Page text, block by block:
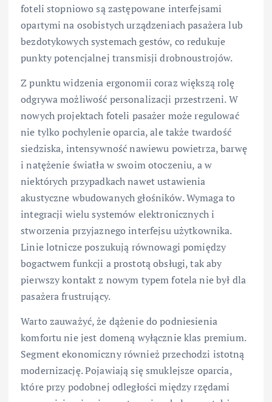
foteli stopniowo są zastępowane interfejsami
opartymi na osobistych urządzeniach pasażera lub
bezdotykowych systemach gestów, co redukuje
punkty potencjalnej transmisji drobnoustrojów.
Z punktu widzenia ergonomii coraz większą rolę
odgrywa możliwość personalizacji przestrzeni. W
nowych projektach foteli pasażer może regulować
nie tylko pochylenie oparcia, ale także twardość
siedziska, intensywność nawiewu powietrza, barwę
i natężenie światła w swoim otoczeniu, a w
niektórych przypadkach nawet ustawienia
akustyczne wbudowanych głośników. Wymaga to
integracji wielu systemów elektronicznych i
stworzenia przyjaznego interfejsu użytkownika.
Linie lotnicze poszukują równowagi pomiędzy
bogactwem funkcji a prostotą obsługi, tak aby
pierwszy kontakt z nowym typem fotela nie był dla
pasażera frustrujący.
Warto zauważyć, że dążenie do podniesienia
komfortu nie jest domeną wyłącznie klas premium.
Segment ekonomiczny również przechodzi istotną
modernizację. Pojawiają się smuklejsze oparcia,
które przy podobnej odległości między rzędami